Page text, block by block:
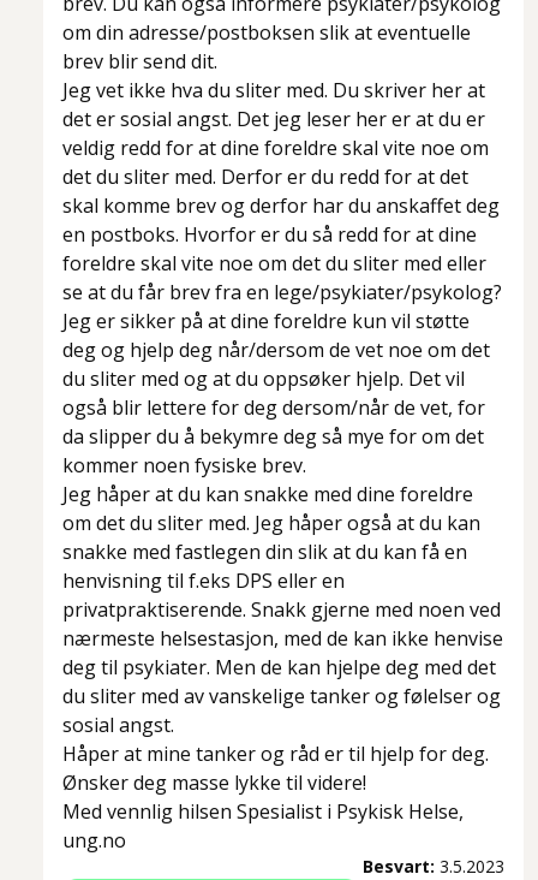
om din adresse/postboksen slik at eventuelle
brev blir send dit.
Jeg vet ikke hva du sliter med. Du skriver her at
det er sosial angst. Det jeg leser her er at du er
veldig redd for at dine foreldre skal vite noe om
det du sliter med. Derfor er du redd for at det
skal komme brev og derfor har du anskaffet deg
en postboks. Hvorfor er du så redd for at dine
foreldre skal vite noe om det du sliter med eller
se at du får brev fra en lege/psykiater/psykolog?
Jeg er sikker på at dine foreldre kun vil støtte
deg og hjelp deg når/dersom de vet noe om det
du sliter med og at du oppsøker hjelp. Det vil
også blir lettere for deg dersom/når de vet, for
da slipper du å bekymre deg så mye for om det
kommer noen fysiske brev.
Jeg håper at du kan snakke med dine foreldre
om det du sliter med. Jeg håper også at du kan
snakke med fastlegen din slik at du kan få en
henvisning til f.eks DPS eller en
privatpraktiserende. Snakk gjerne med noen ved
nærmeste helsestasjon, med de kan ikke henvise
deg til psykiater. Men de kan hjelpe deg med det
du sliter med av vanskelige tanker og følelser og
sosial angst.
Håper at mine tanker og råd er til hjelp for deg.
Ønsker deg masse lykke til videre!
Med vennlig hilsen Spesialist i Psykisk Helse,
ung.no
Besvart: 3.5.2023